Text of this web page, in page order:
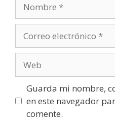
electrónico
Guarda mi nombre,
en este navegador
comente.